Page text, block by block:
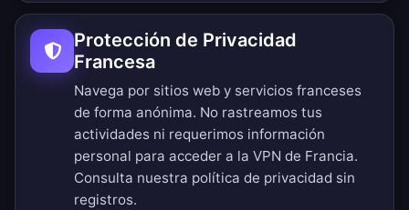
Protección de Privacidad
Francesa
Navega por sitios web y servicios franceses
de forma anónima. No rastreamos tus
actividades ni requerimos información
personal para acceder a la VPN de Francia.
Consulta nuestra política de privacidad sin
registros.